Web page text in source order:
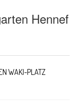
Hennef
WAKI-PLATZ